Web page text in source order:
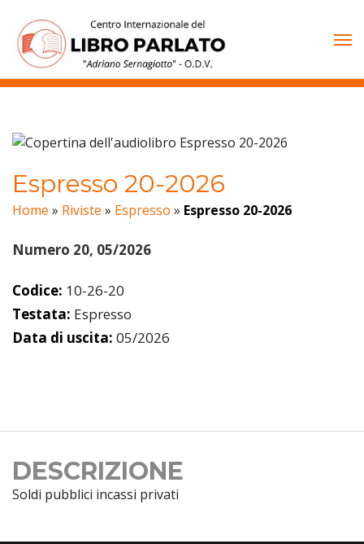
contenuto
Espresso 20-2026
Home » Riviste » Espresso » Espresso 20-2026
Numero 20, 05/2026
Codice: 10-26-20
Testata: Espresso
Data di uscita: 05/2026
DESCRIZIONE
Soldi pubblici incassi privati